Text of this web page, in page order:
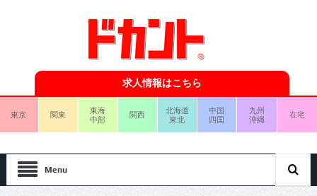
求人情報はこちら
東京 関東
東海
中部
関西
北海道
東北
中国
四国
九州
沖縄
在宅
Menu